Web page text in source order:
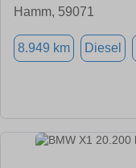
Hamm, 59071
8.949 km Diesel